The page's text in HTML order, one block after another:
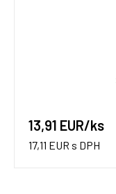
13,91 EUR/ks
17,11 EUR s DPH